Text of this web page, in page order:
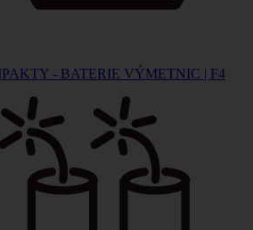
- BATERIE VÝMETNIC | F4